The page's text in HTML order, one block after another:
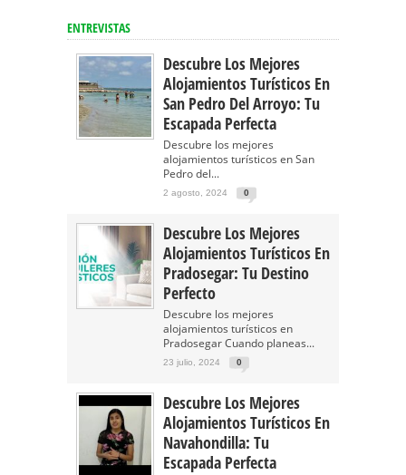
ENTREVISTAS
Descubre Los Mejores
Alojamientos Turísticos En
San Pedro Del Arroyo: Tu
Escapada Perfecta
Descubre los mejores
alojamientos turísticos en San
Pedro del...
2 agosto, 2024 0
Descubre Los Mejores
Alojamientos Turísticos En
Pradosegar: Tu Destino
Perfecto
Descubre los mejores
alojamientos turísticos en
Pradosegar Cuando planeas...
23 julio, 2024 0
Descubre Los Mejores
Alojamientos Turísticos En
Navahondilla: Tu
Escapada Perfecta